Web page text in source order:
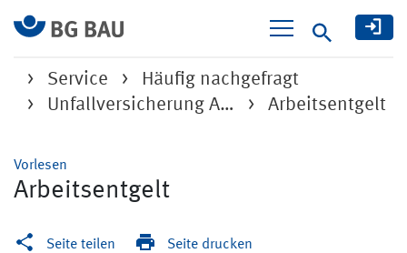
Suche
Service
Häufig nachgefragt
Unfallversicherung A…
Arbeitsentgelt
Vorlesen
Arbeitsentgelt
Seite teilen Seite drucken